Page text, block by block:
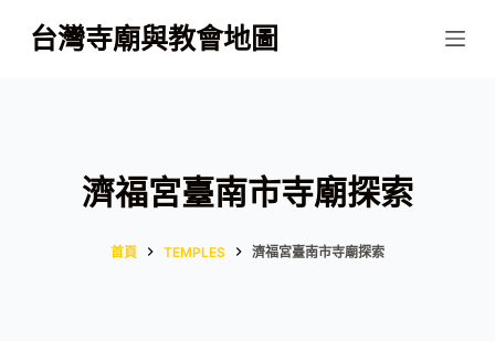
跳
至
台灣寺廟與教會地圖
濟福宮臺南市寺廟探索
首頁 TEMPLES 濟福宮臺南市寺廟探索